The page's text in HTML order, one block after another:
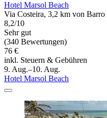
Hotel Marsol Beach
Via Costeira, 3,2 km von Barro
8,2/10
Sehr gut
(340 Bewertungen)
76 €
inkl. Steuern & Gebühren
9. Aug.–10. Aug.
Hotel Marsol Beach